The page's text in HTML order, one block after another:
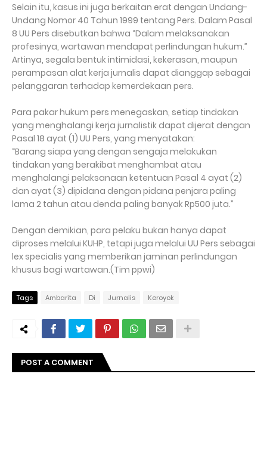
Selain itu, kasus ini juga berkaitan erat dengan Undang-
Undang Nomor 40 Tahun 1999 tentang Pers. Dalam Pasal
8 UU Pers disebutkan bahwa “Dalam melaksanakan
profesinya, wartawan mendapat perlindungan hukum.”
Artinya, segala bentuk intimidasi, kekerasan, maupun
perampasan alat kerja jurnalis dapat dianggap sebagai
pelanggaran terhadap kemerdekaan pers.
Para pakar hukum pers menegaskan, setiap tindakan
yang menghalangi kerja jurnalistik dapat dijerat dengan
Pasal 18 ayat (1) UU Pers, yang menyatakan:
“Barang siapa yang dengan sengaja melakukan
tindakan yang berakibat menghambat atau
menghalangi pelaksanaan ketentuan Pasal 4 ayat (2)
dan ayat (3) dipidana dengan pidana penjara paling
lama 2 tahun atau denda paling banyak Rp500 juta.”
Dengan demikian, para pelaku bukan hanya dapat
diproses melalui KUHP, tetapi juga melalui UU Pers sebagai
lex specialis yang memberikan jaminan perlindungan
khusus bagi wartawan.(Tim ppwi)
Tags Ambarita Di Jurnalis Keroyok
POST A COMMENT